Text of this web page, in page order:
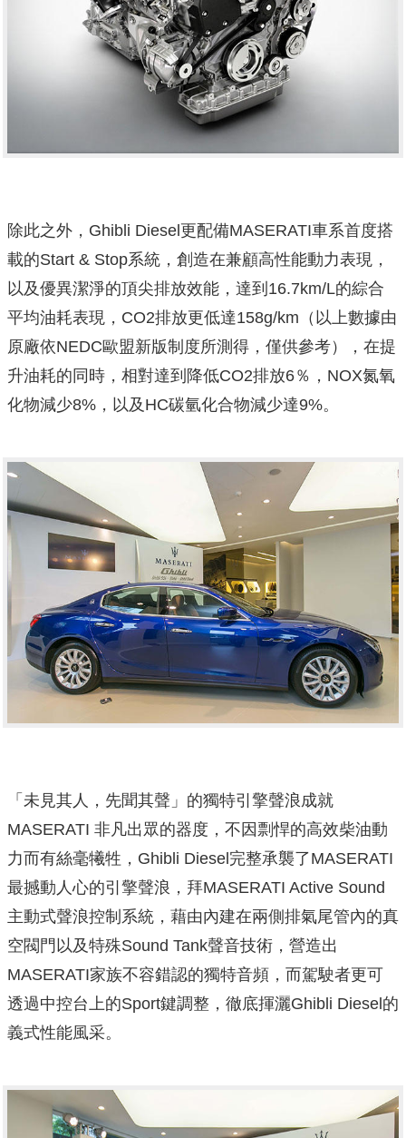
除此之外，Ghibli Diesel更配備MASERATI車系首度搭
載的Start & Stop系統，創造在兼顧高性能動力表現，
以及優異潔淨的頂尖排放效能，達到16.7km/L的綜合
平均油耗表現，CO2排放更低達158g/km（以上數據由
原廠依NEDC歐盟新版制度所測得，僅供參考），在提
升油耗的同時，相對達到降低CO2排放6％，NOX氮氧
化物減少8%，以及HC碳氫化合物減少達9%。
「未見其人，先聞其聲」的獨特引擎聲浪成就
MASERATI 非凡出眾的器度，不因剽悍的高效柴油動
力而有絲毫犧牲，Ghibli Diesel完整承襲了MASERATI
最撼動人心的引擎聲浪，拜MASERATI Active Sound
主動式聲浪控制系統，藉由內建在兩側排氣尾管內的真
空閥門以及特殊Sound Tank聲音技術，營造出
MASERATI家族不容錯認的獨特音頻，而駕駛者更可
透過中控台上的Sport鍵調整，徹底揮灑Ghibli Diesel的
義式性能風采。